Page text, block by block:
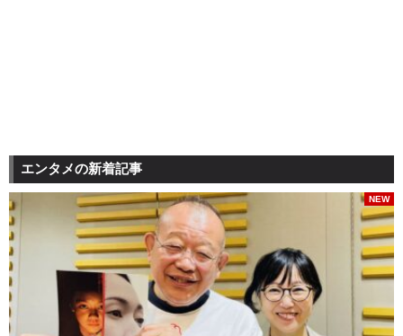
エンタメの新着記事
NEW